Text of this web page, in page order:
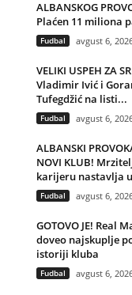
ALBANSKOG
Plaćen 11 miliona
Fudbal avgust 6,
VELIKI USPEH ZA
Vladimir Ivić i
Tufegdžić na listi...
Fudbal avgust 6,
ALBANSKI
NOVI KLUB!
karijeru nastavlja
Fudbal avgust 6,
GOTOVO JE! Real
doveo najskuplje
istoriji kluba
Fudbal avgust 6,